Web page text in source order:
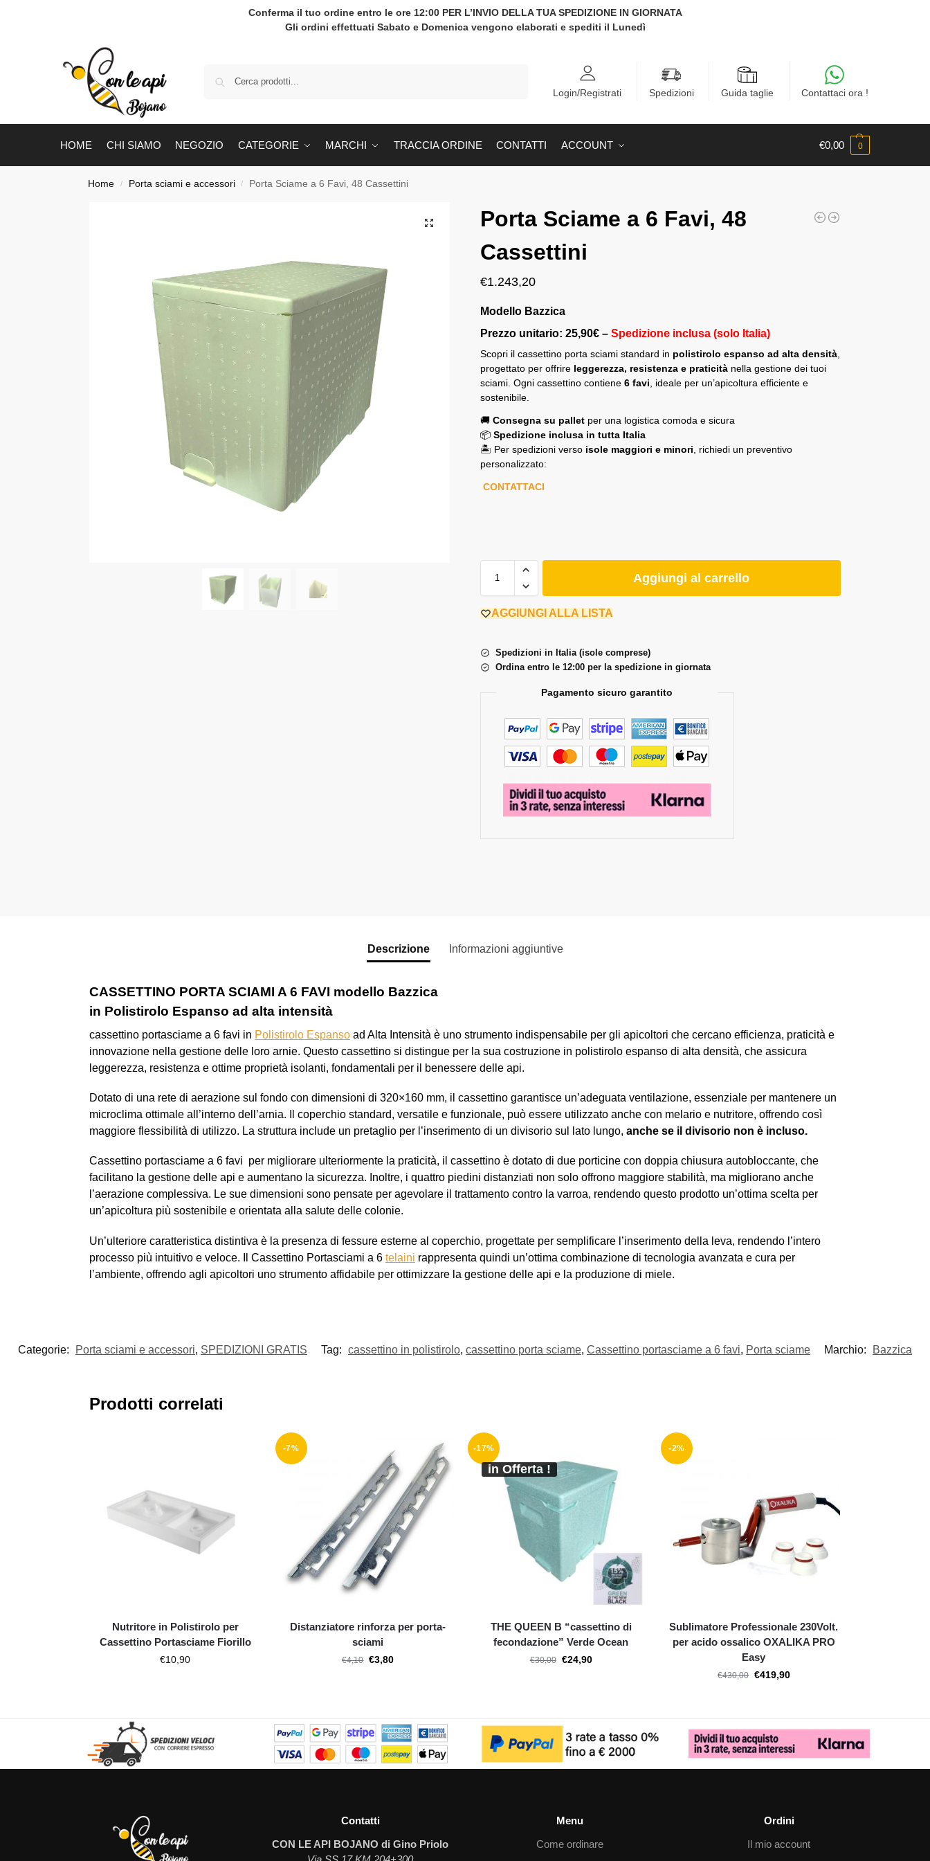
Conferma il tuo ordine entro le ore 12:00 PER L’INVIO DELLA TUA SPEDIZIONE IN GIORNATA
Gli ordini effettuati Sabato e Domenica vengono elaborati e spediti il Lunedì
Login/Registrati Spedizioni Guida taglie Contattaci ora !
HOME CHI SIAMO NEGOZIO CATEGORIE MARCHI TRACCIA ORDINE CONTATTI ACCOUNT €0,00 0
Home / Porta sciami e accessori / Porta Sciame a 6 Favi, 48 Cassettini
Porta Sciame a 6 Favi, 48
Cassettini
€1.243,20
Modello Bazzica
Prezzo unitario: 25,90€ – Spedizione inclusa (solo Italia)
Scopri il cassettino porta sciami standard in polistirolo espanso ad alta densità,
progettato per offrire leggerezza, resistenza e praticitànella gestione dei tuoi
sciami. Ogni cassettino contiene 6 favi , ideale per un’apicoltura efficiente e
sostenibile.
🚚 Consegna su palletper una logistica comoda e sicura
📦 Spedizione inclusa in tutta Italia
🏝️ Per spedizioni verso isole maggiori e minori , richiedi un preventivo
personalizzato:
CONTATTACI
Aggiungi al carrello
AGGIUNGI ALLA LISTA
Spedizioni in Italia (isole comprese)
Ordina entro le 12:00 per la spedizione in giornata
Pagamento sicuro garantito
Descrizione Informazioni aggiuntive
CASSETTINO PORTA SCIAMI A 6 FAVI modello Bazzica
in Polistirolo Espanso ad alta intensità
cassettino portasciame a 6 favi in Polistirolo Espansoad Alta Intensità è uno strumento indispensabile per gli apicoltori che cercano efficienza, praticità e
innovazione nella gestione delle loro arnie. Questo cassettino si distingue per la sua costruzione in polistirolo espanso di alta densità, che assicura
leggerezza, resistenza e ottime proprietà isolanti, fondamentali per il benessere delle api.
Dotato di una rete di aerazione sul fondo con dimensioni di 320×160 mm, il cassettino garantisce un’adeguata ventilazione, essenziale per mantenere un
microclima ottimale all’interno dell’arnia. Il coperchio standard, versatile e funzionale, può essere utilizzato anche con melario e nutritore, offrendo così
maggiore flessibilità di utilizzo. La struttura include un pretaglio per l’inserimento di un divisorio sul lato lungo, anche se il divisorio non è incluso.
Cassettino portasciame a 6 favi per migliorare ulteriormente la praticità, il cassettino è dotato di due porticine con doppia chiusura autobloccante, che
facilitano la gestione delle api e aumentano la sicurezza. Inoltre, i quattro piedini distanziati non solo offrono maggiore stabilità, ma migliorano anche
l’aerazione complessiva. Le sue dimensioni sono pensate per agevolare il trattamento contro la varroa, rendendo questo prodotto un’ottima scelta per
un’apicoltura più sostenibile e orientata alla salute delle colonie.
Un’ulteriore caratteristica distintiva è la presenza di fessure esterne al coperchio, progettate per semplificare l’inserimento della leva, rendendo l’intero
processo più intuitivo e veloce. Il Cassettino Portasciami a 6 telaini rappresenta quindi un’ottima combinazione di tecnologia avanzata e cura per
l’ambiente, offrendo agli apicoltori uno strumento affidabile per ottimizzare la gestione delle api e la produzione di miele.
Categorie: Porta sciami e accessori, SPEDIZIONI GRATIS Tag: cassettino in polistirolo, cassettino porta sciame, Cassettino portasciame a 6 favi, Porta sciame Marchio: Bazzica
Prodotti correlati
Nutritore in Polistirolo per
Cassettino Portasciame Fiorillo
€10,90
-7%
Distanziatore rinforza per porta-
sciami
€4,10 €3,80
-17%
in Offerta !
THE QUEEN B “cassettino di
fecondazione” Verde Ocean
€30,00 €24,90
-2%
Sublimatore Professionale 230Volt.
per acido ossalico OXALIKA PRO
Easy
€430,00 €419,90
Contatti
CON LE API BOJANO di Gino Priolo
Menu
Come ordinare
Ordini
Il mio account